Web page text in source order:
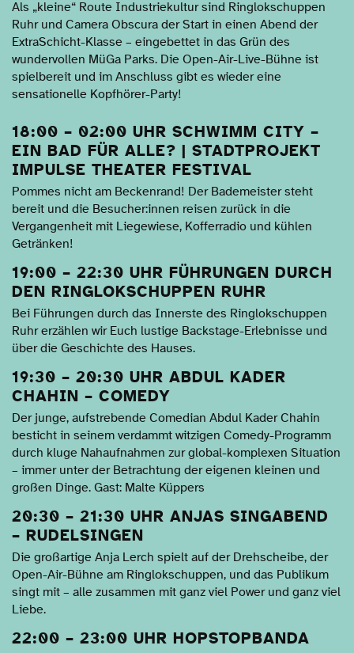
Als „kleine“ Route Industriekultur sind Ringlokschuppen
Ruhr und Camera Obscura der Start in einen Abend der
ExtraSchicht-Klasse – eingebettet in das Grün des
wundervollen MüGa Parks. Die Open-Air-Live-Bühne ist
spielbereit und im Anschluss gibt es wieder eine
sensationelle Kopfhörer-Party!
18:00 – 02:00 UHR SCHWIMM CITY –
EIN BAD FÜR ALLE? | STADTPROJEKT
IMPULSE THEATER FESTIVAL
Pommes nicht am Beckenrand! Der Bademeister steht
bereit und die Besucher:innen reisen zurück in die
Vergangenheit mit Liegewiese, Kofferradio und kühlen
Getränken!
19:00 – 22:30 UHR FÜHRUNGEN DURCH
DEN RINGLOKSCHUPPEN RUHR
Bei Führungen durch das Innerste des Ringlokschuppen
Ruhr erzählen wir Euch lustige Backstage-Erlebnisse und
über die Geschichte des Hauses.
19:30 – 20:30 UHR ABDUL KADER
CHAHIN – COMEDY
Der junge, aufstrebende Comedian Abdul Kader Chahin
besticht in seinem verdammt witzigen Comedy-Programm
durch kluge Nahaufnahmen zur global-komplexen Situation
– immer unter der Betrachtung der eigenen kleinen und
großen Dinge. Gast: Malte Küppers
20:30 – 21:30 UHR ANJAS SINGABEND
– RUDELSINGEN
Die großartige Anja Lerch spielt auf der Drehscheibe, der
Open-Air-Bühne am Ringlokschuppen, und das Publikum
singt mit – alle zusammen mit ganz viel Power und ganz viel
Liebe.
22:00 – 23:00 UHR HOPSTOPBANDA